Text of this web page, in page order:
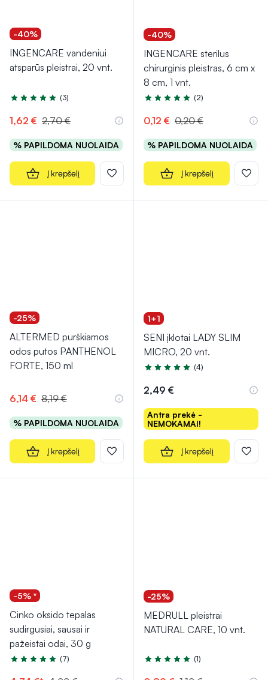
-40%
INGENCARE vandeniui
atsparūs pleistrai, 20 vnt.
Įvertinimas 5.0 iš 5
(3)
1,62 € 2,70 €
% PAPILDOMA NUOLAIDA
Į krepšelį
-40%
INGENCARE sterilus
chirurginis pleistras, 6 cm x
8 cm, 1 vnt.
Įvertinimas 5.0 iš 5
(2)
0,12 € 0,20 €
% PAPILDOMA NUOLAIDA
Į krepšelį
-25%
ALTERMED purškiamos
odos putos PANTHENOL
FORTE, 150 ml
6,14 € 8,19 €
% PAPILDOMA NUOLAIDA
Į krepšelį
1+1
SENI įklotai LADY SLIM
MICRO, 20 vnt.
Įvertinimas 5.0 iš 5
(4)
2,49 €
Antra prekė -
NEMOKAMAI!
Į krepšelį
-5% *
Cinko oksido tepalas
sudirgusiai, sausai ir
pažeistai odai, 30 g
Įvertinimas 4.7 iš 5
(7)
-25%
MEDRULL pleistrai
NATURAL CARE, 10 vnt.
Įvertinimas 5.0 iš 5
(1)